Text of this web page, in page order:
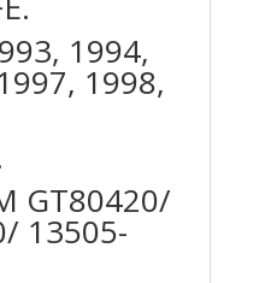
1994,
1998,
GT80420/
13505-